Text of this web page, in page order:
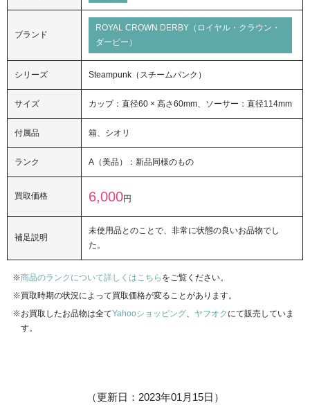
ブランド
ROYAL CROWN DERBY（ロイヤル・クラウン・
ダービー）
シリーズ Steampunk（スチームパンク）
サイズ カップ：直径60 × 高さ60mm、ソーサー：直径114mm
付属品 箱、シオリ
ランク A（美品）：新品同様のもの
買取価格 6,000円
補足説明
未使用品とのことで、非常に状態の良いお品物でし
た。
商品のランクについて詳しくはこちら をご覧ください。
買取時期の状況によって買取価格が変ることがあります。
お買取したお品物は全てYahooショッピング、 ヤフオク にて販売していま
す。
（更新日：2023年01月15日）